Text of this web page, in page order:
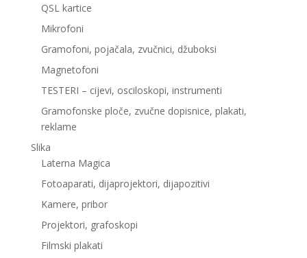
QSL kartice
Mikrofoni
Gramofoni, pojačala, zvučnici, džuboksi
Magnetofoni
TESTERI – cijevi, osciloskopi, instrumenti
Gramofonske ploče, zvučne dopisnice, plakati,
reklame
Slika
Laterna Magica
Fotoaparati, dijaprojektori, dijapozitivi
Kamere, pribor
Projektori, grafoskopi
Filmski plakati